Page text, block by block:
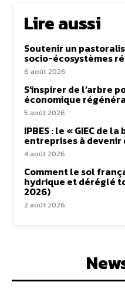
Lire aussi
Soutenir un
socio-écosystèmes
6 août 2026
S’inspirer de l’arbre
économique
5 août 2026
IPBES : le « GIEC de
entreprises à
4 août 2026
Comment le sol
hydrique et déréglé
2026)
2 août 2026